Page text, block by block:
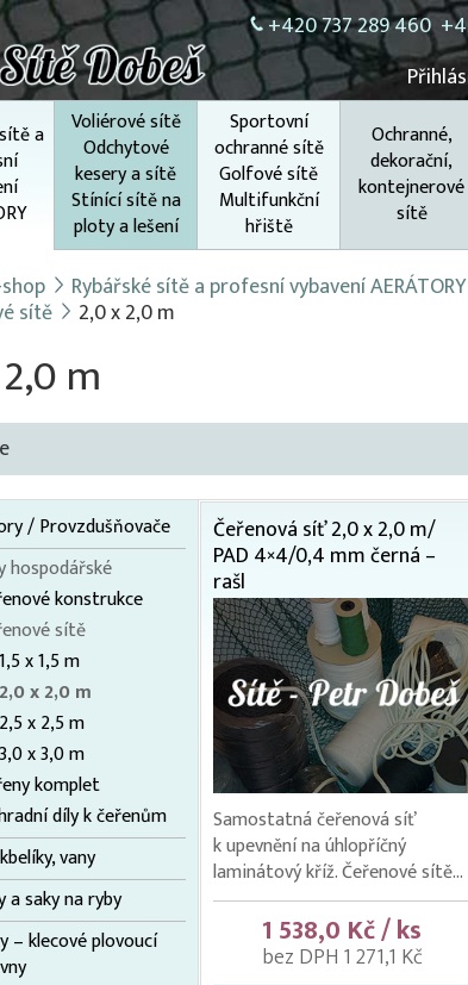
+420 737 289 460
a
Voliérové sítě
Odchytové
kesery a sítě
Stínící sítě na
ploty a lešení
Sportovní
ochranné sítě
Golfové sítě
Multifunkční
hřiště
Ochranné,
dekorační,
kontejnerové
sítě
Rybářské sítě a profesní vybavení AERÁTORY
sítě 2,0 x 2,0 m
m
/ Provzdušňovače
hospodářské
konstrukce
sítě
1,5 x 1,5 m
2,0 x 2,0 m
2,5 x 2,5 m
3,0 x 3,0 m
komplet
díly k čeřenům
vany
a saky na ryby
– klecové plovoucí
Čeřenová síť 2,0 x 2,0 m/
PAD 4×4/0,4 mm černá –
rašl
Samostatná čeřenová síť
k upevnění na úhlopříčný
laminátový kříž. Čeřenové sítě...
1 538,0 Kč / ks
bez DPH 1 271,1 Kč